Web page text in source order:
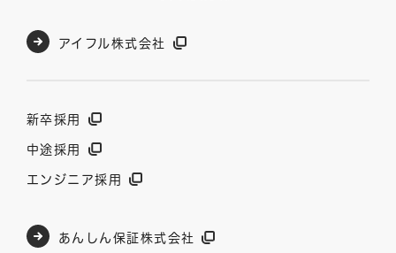
アイフル株式会社
新卒採用
中途採用
エンジニア採用
あんしん保証株式会社